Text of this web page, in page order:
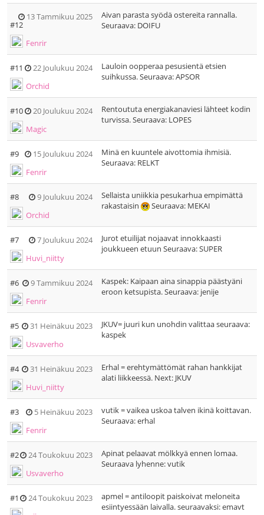
13 Tammikuu 2025
#12
Fenrir
Aivan parasta syödä ostereita rannalla.
Seuraava: DOIFU
22 Joulukuu 2024
#11
Orchid
Lauloin oopperaa pesusientä etsien
suihkussa. Seuraava: APSOR
20 Joulukuu 2024
#10
Magic
Rentoututa energiakanaviesi lähteet kodin
turvissa. Seuraava: LOPES
15 Joulukuu 2024
#9
Fenrir
Minä en kuuntele aivottomia ihmisiä.
Seuraava: RELKT
9 Joulukuu 2024
#8
Orchid
Sellaista uniikkia pesukarhua empimättä
rakastaisin
Seuraava: MEKAI
7 Joulukuu 2024
#7
Huvi_niitty
Jurot etuilijat nojaavat innokkaasti
joukkueen etuun Seuraava: SUPER
9 Tammikuu 2024
#6
Fenrir
Kaspek: Kaipaan aina sinappia päästyäni
eroon ketsupista. Seuraava: jenije
31 Heinäkuu 2023
#5
Usvaverho
JKUV= juuri kun unohdin valittaa seuraava:
kaspek
31 Heinäkuu 2023
#4
Huvi_niitty
Erhal = erehtymättömät rahan hankkijat
alati liikkeessä. Next: JKUV
5 Heinäkuu 2023
#3
Fenrir
vutik = vaikea uskoa talven ikinä koittavan.
Seuraava: erhal
24 Toukokuu 2023
#2
Usvaverho
Apinat pelaavat mölkkyä ennen lomaa.
Seuraava lyhenne: vutik
24 Toukokuu 2023
#1
apmel = antiloopit paiskoivat meloneita
esiintyessään laivalla. seuraavaksi: emavt